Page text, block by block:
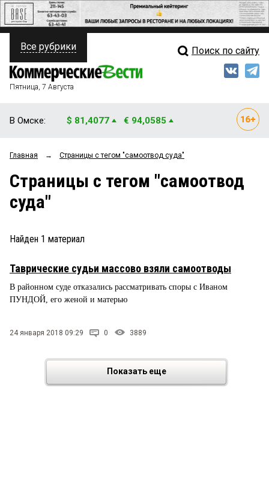
ПОЛИТИКА
ФИНАНСЫ
ОБЩЕСТВО
ЗАКОН
НОВОСТИ КОМПАНИЙ
ПРОИСШЕСТВИЯ
СТИЛЬ ЖИЗНИ
Свежий выпуск
Мнения
Рейтинги
Все рубрики Поиск по сайту
Пятница, 7 Августа
В Омске: $ 81,4077 € 94,0585
Главная → Страницы c тегом "самоотвод суда"
Страницы c тегом "самоотвод
суда"
Найден 1 материал
Таврические судьи массово взяли самоотводы
В районном суде отказались рассматривать споры с Иваном
ПУНДОЙ, его женой и матерью
24 января 2018 09:29 0 3889
Показать еще